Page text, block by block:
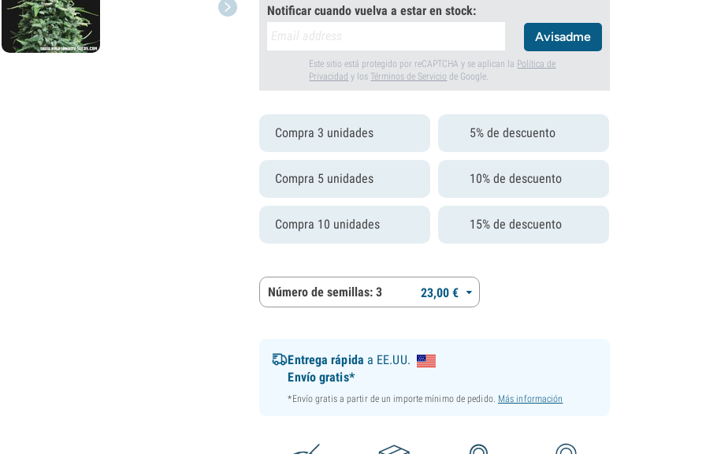
Notificar cuando vuelva a estar en stock:
Avisadme
Este sitio está protegido por reCAPTCHA y se aplican la Política de
Privacidad y losTérminos de Servicio de Google.
Compra 3 unidades 5% de descuento
Compra 5 unidades 10% de descuento
Compra 10 unidades 15% de descuento
Número de semillas: 3 23,00 €
Entrega rápida a EE.UU.
Envío gratis*
*Envío gratis a partir de un importe mínimo de pedido. Más información